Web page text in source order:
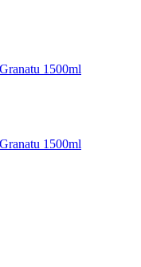
1500ml
1500ml